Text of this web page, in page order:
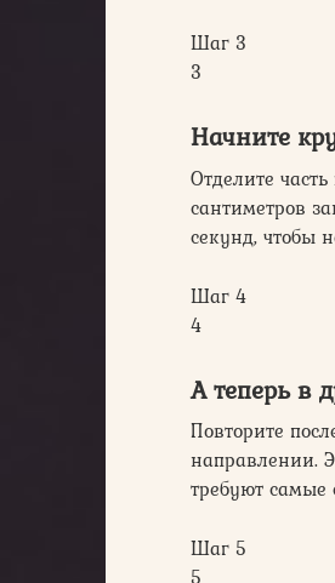
Шаг 3
3
Начните
Отделите
сантиметров
секунд, чтобы
Шаг 4
4
А теперь в
Повторите
направлении.
требуют самые
Шаг 5